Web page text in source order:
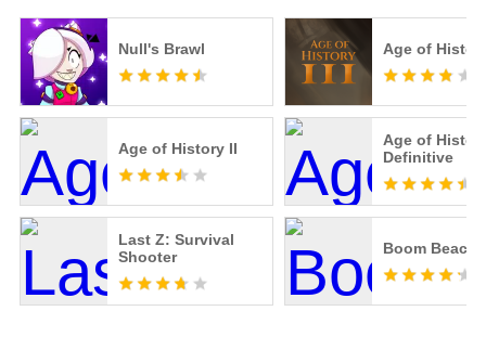
Null's Brawl Age of
Age of History II
Age of
Definitive
Last Z: Survival
Shooter
Boom Beach